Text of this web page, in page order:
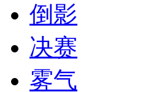
倒影
决赛
雾气